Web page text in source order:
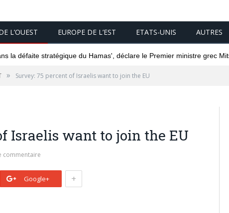
L’OUEST EUROPE DE L’EST ETATS-UNIS AUTRES
la défaite stratégique du Hamas', déclare le Premier ministre grec
» Survey: 75 percent of Israelis want to join the EU
Israelis want to join the EU
commentaire
Google+ +